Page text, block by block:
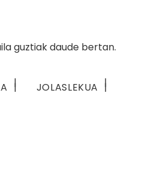
guztiak daude bertan.
JOLASLEKUA